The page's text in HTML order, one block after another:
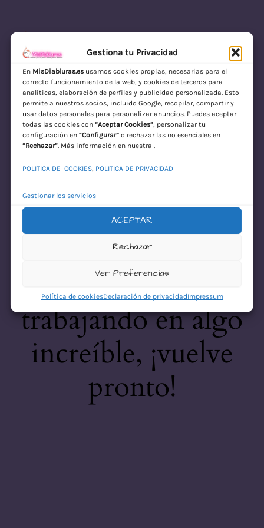
Gestiona tu Privacidad
En MisDiabluras.esusamos cookies propias, necesarias para el
correcto funcionamiento de la web, y cookies de terceros para
analíticas, elaboración de perfiles y publicidad personalizada. Esto
permite a nuestros socios, incluido Google, recopilar, compartir y
usar datos personales para personalizar anuncios. Puedes aceptar
todas las cookies con “Aceptar Cookies”, personalizar tu
configuración en “Configurar”o rechazar las no esenciales en
“Rechazar”. Más información en nuestra .
POLITICA DE COOKIES, POLITICA DE PRIVACIDAD
Gestionar los servicios
ACEPTAR
Rechazar
Ver Preferencias
Política de cookiesDeclaración de privacidadImpressum
MisDiabluras | Sexshop Online con Envío
Discreto en España
Acceder
¡Disculpa este
desastre! Estamos
trabajando en algo
increíble, ¡vuelve
pronto!